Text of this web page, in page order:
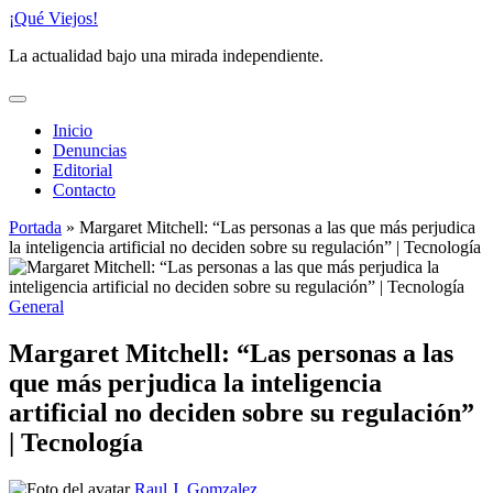
Saltar
contenido
¡Qué Viejos!
La actualidad bajo una mirada independiente.
Inicio
Denuncias
Editorial
Contacto
Portada » Margaret Mitchell: “Las personas a las que más perjudica
la inteligencia artificial no deciden sobre su regulación” | Tecnología
Publicado
General
Margaret Mitchell: “Las personas a las
que más perjudica la inteligencia
artificial no deciden sobre su regulación”
| Tecnología
Publicado Raul J. Gomzalez